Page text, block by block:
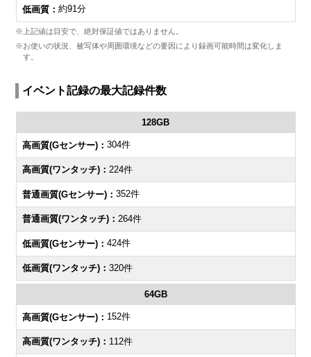
約91分
※上記値は目安で、絶対保証値ではありません。
※お使いの状況、被写体や周囲環境などの要因により録画可能時間は変化しま
す。
イベント記録の最大記録件数
128GB
304件
224件
352件
264件
424件
320件
64GB
152件
112件